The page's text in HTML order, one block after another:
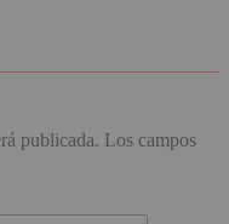
publicada. Los campos